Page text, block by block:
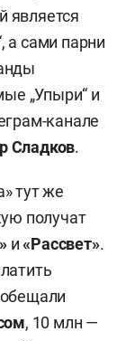
является
а сами парни
„Упыри“ и
канале
Сладков.
тут же
получат
и«Рассвет».
, 10 млн —